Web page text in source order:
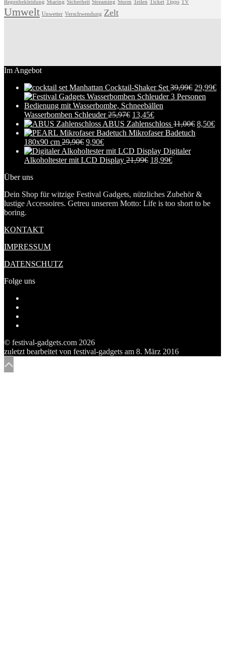
Regenbekleidung Sharing Sicherheit Streaming Sturm Teilen Ticket Tipps TV
Umwelt Unwetter Verschwendung Zelt
Im Angebot
Manhattan Cocktail-Shaker Set 39,99€ 29,99€
Wasserbomben Schleuder 25,97€ 13,45€
ABUS Zahlenschloss 11,00€ 8,50€
Mikrofaser Badetuch
180x90 cm 29,90€ 9,90€
Digitaler
Alkoholtester mit LCD Display 21,99€ 18,99€
Über uns
Dein Shop für witzige Festival Gadgets, nützliches Zubehör &
lustige Accessoires. Getreu unserem Motto: Life is too short to be
boring.
KONTAKT
IMPRESSUM
DATENSCHUTZ
Folge uns
anzeigen
Twitter
anzeigen
auf
Pinterest
© festival-gadgets.com 2026
zuletzt bearbeitet von festival-gadgets am 8. März 2016